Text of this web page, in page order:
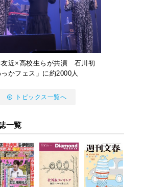
友近×高校生らが共演 石川初
かフェス」に約2000人
トピックス一覧へ
一覧